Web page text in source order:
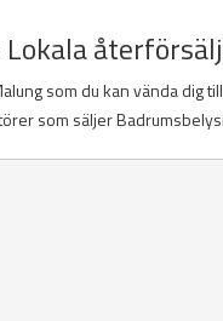
som du kan vända dig
som säljer